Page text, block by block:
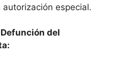
especial.
del